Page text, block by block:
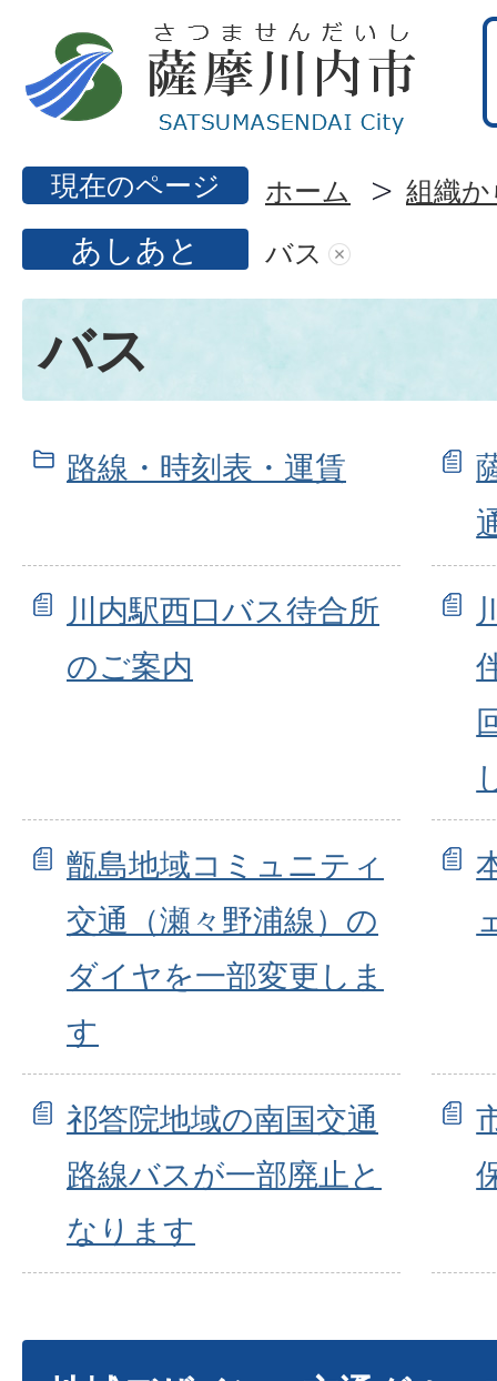
現在のページ ホーム 組織
あしあと バス
バス
路線・時刻表・運賃
川内駅西口バス待合所
のご案内
甑島地域コミュニティ
交通（瀬々野浦線）の
ダイヤを一部変更しま
す
祁答院地域の南国交通
路線バスが一部廃止と
なります